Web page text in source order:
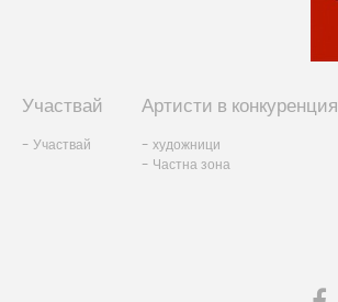
Участвай
- Участвай
Артисти в конкуренция
- художници
- Частна зона